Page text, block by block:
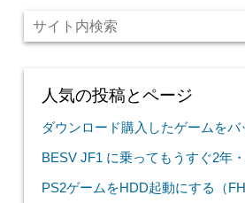
人気の投稿とページ
ダウンロード購入したゲームをバ
BESV JF1 に乗ってもうすぐ2年
PS2ゲームをHDD起動にする（